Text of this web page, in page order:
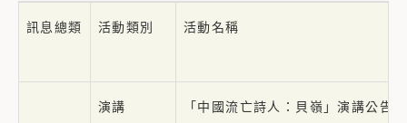
訊息總類 活動類別 活動名稱
演講 「中國流亡詩人：貝嶺」演講公告